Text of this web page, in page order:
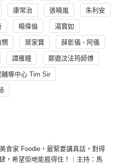
康常治 張曉嵐 朱利安
楊偉倫 湯寳如
憫 葉家寶 薛影儀 - 阿儀
譚雁瞳 鄭遨汶法筠師傅
輔導中心 Tim Sir
食家 Foodie，最緊要講真話，對得
，希望佢哋能捱得住！｜主持：馬